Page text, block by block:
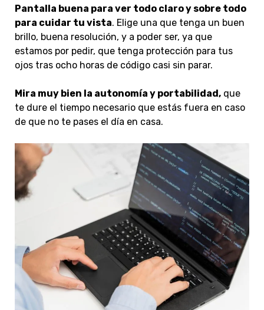
Pantalla buena para ver todo claro y sobre todo
para cuidar tu vista. Elige una que tenga un buen
brillo, buena resolución, y a poder ser, ya que
estamos por pedir, que tenga protección para tus
ojos tras ocho horas de código casi sin parar.
Mira muy bien la autonomía y portabilidad, que
te dure el tiempo necesario que estás fuera en caso
de que no te pases el día en casa.